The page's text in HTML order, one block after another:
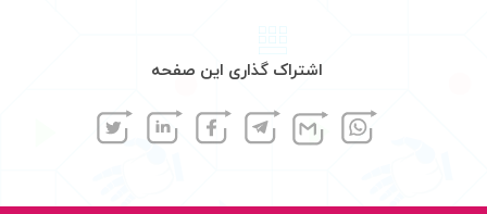
اشتراک گذاری این صفحه